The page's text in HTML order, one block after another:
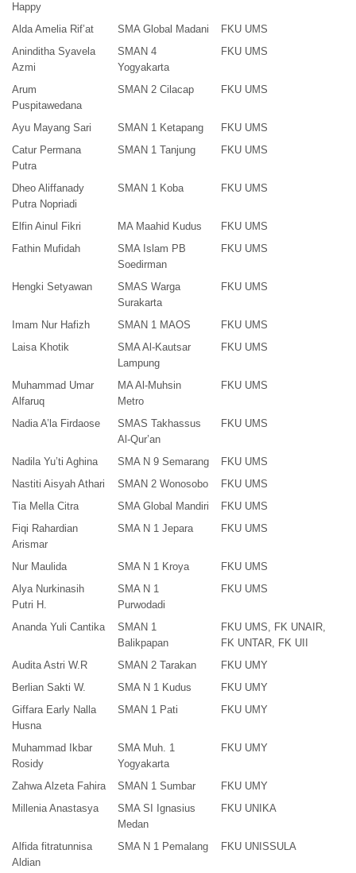
Happy
Alda Amelia Rif’at SMA Global Madani
FKU UMS
Aninditha Syavela
Azmi
SMAN 4
Yogyakarta
FKU UMS
Arum
Puspitawedana
SMAN 2 Cilacap FKU UMS
Ayu Mayang Sari SMAN 1 Ketapang
FKU UMS
Catur Permana
Putra
SMAN 1 Tanjung FKU UMS
Dheo Aliffanady
Putra Nopriadi
SMAN 1 Koba FKU UMS
Elfin Ainul Fikri MA Maahid Kudus
FKU UMS
Fathin Mufidah
SMA Islam PB
Soedirman
FKU UMS
Hengki Setyawan
SMAS Warga
Surakarta
FKU UMS
Imam Nur Hafizh SMAN 1 MAOS
FKU UMS
Laisa Khotik
SMA Al-Kautsar
Lampung
FKU UMS
Muhammad Umar
Alfaruq
MA Al-Muhsin
Metro
FKU UMS
Nadia A’la Firdaose
SMAS Takhassus
Al-Qur’an
FKU UMS
Nadila Yu’ti Aghina SMA N 9 Semarang
FKU UMS
Nastiti Aisyah Athari
SMAN 2 Wonosobo
FKU UMS
Tia Mella Citra
SMA Global Mandiri
FKU UMS
Fiqi Rahardian
Arismar
SMA N 1 Jepara FKU UMS
Nur Maulida SMA N 1 Kroya
FKU UMS
Alya Nurkinasih
Putri H.
SMA N 1
Purwodadi
FKU UMS
Ananda Yuli Cantika
SMAN 1
Balikpapan
FKU UMS, FK UNAIR,
FK UNTAR, FK UII
Audita Astri W.R
SMAN 2 Tarakan
FKU UMY
Berlian Sakti W.
SMA N 1 Kudus
FKU UMY
Giffara Early Nalla
Husna
SMAN 1 Pati FKU UMY
Muhammad Ikbar
Rosidy
SMA Muh. 1
Yogyakarta
FKU UMY
Zahwa Alzeta Fahira SMAN 1 Sumbar
FKU UMY
Millenia Anastasya
SMA SI Ignasius
Medan
FKU UNIKA
Alfida fitratunnisa
Aldian
SMA N 1 Pemalang FKU UNISSULA